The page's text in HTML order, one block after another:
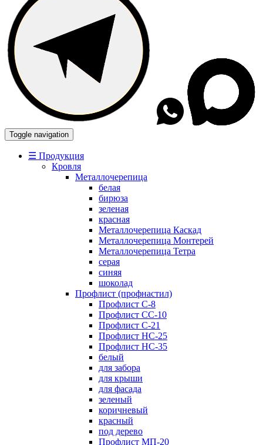
Toggle navigation
☰ Продукция
Кровля
Металлочерепица
белая
бирюза
зеленая
красная
Металлочерепица Каскад
Металлочерепица Монтерей
Металлочерепица Тетра
серая
синяя
шоколад
Профлист (профнастил)
Профлист С-8
Профлист СС-10
Профлист C-21
Профлист НС-25
Профлист НС-35
белый
для забора
для крыши
для фасада
зеленый
коричневый
красный
под дерево
Профлист МП-20